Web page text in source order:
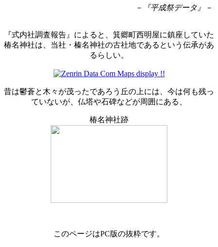
－『平成祭データ』－
『式内社調査報告』によると、箕郷町西明屋に鎮座していた
椿名神社は、当社・榛名神社の古社地であるという伝承があ
るらしい。
昔は鬱蒼と木々が茂ったであろう丘の上には、今は何も残っ
ていないが、仏塔や石碑などが周囲にある、
椿名神社跡
このページはPC版の抜粋です。